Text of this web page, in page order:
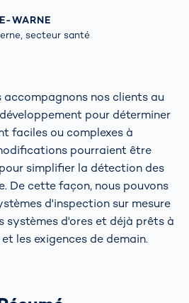
WARNE
secteur santé
accompagnons nos clients au
pour déterminer
faciles ou complexes à
pourraient être
simplifier la détection des
De cette façon, nous pouvons
d'inspection sur mesure
systèmes d'ores et déjà prêts à
les exigences de demain.